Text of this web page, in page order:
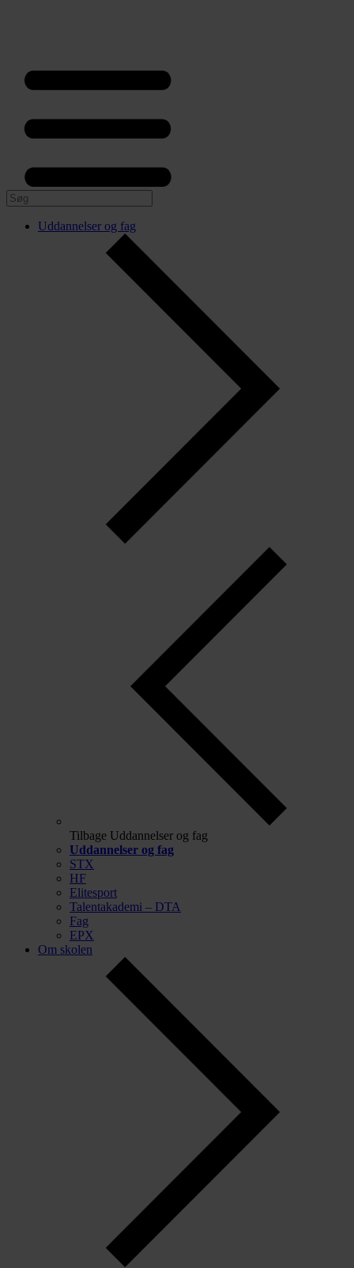
Uddannelser og fag
Tilbage Uddannelser og fag
Uddannelser og fag
STX
HF
Elitesport
Talentakademi – DTA
Fag
EPX
Om skolen